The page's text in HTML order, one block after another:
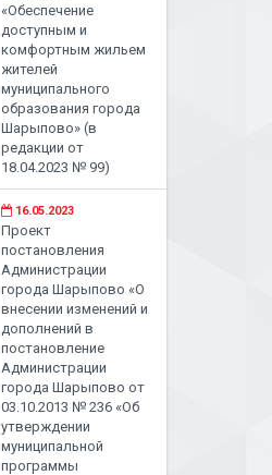
«Обеспечение
доступным и
комфортным жильем
жителей
муниципального
образования города
Шарыпово» (в
редакции от
18.04.2023 № 99)
16.05.2023
Проект
постановления
Администрации
города Шарыпово «О
внесении изменений и
дополнений в
постановление
Администрации
города Шарыпово от
03.10.2013 № 236 «Об
утверждении
муниципальной
программы